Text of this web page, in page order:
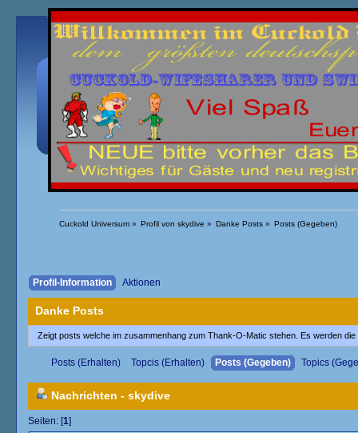
Übersicht Kalender Einloggen Registrieren
Cuckold Universum» Profil von skydive » Danke Posts» Posts (Gegeben)
Profil-Information Aktionen
Danke Posts
Zeigt posts welche im zusammenhang zum Thank-O-Matic stehen. Es werden die
Posts (Erhalten) Topcis (Erhalten) Posts (Gegeben) Topics
Nachrichten - skydive
Seiten: [1]